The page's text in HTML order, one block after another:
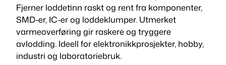
Fjerner loddetinn raskt og rent fra komponenter,
SMD-er, IC-er og loddeklumper. Utmerket
varmeoverføring gir raskere og tryggere
avlodding. Ideell for elektronikkprosjekter, hobby,
industri og laboratoriebruk.